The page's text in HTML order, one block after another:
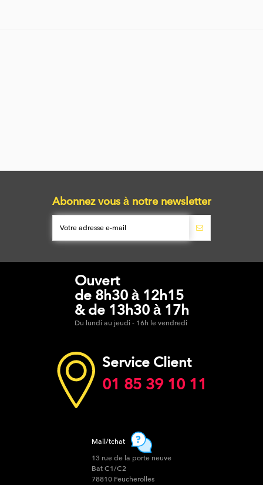
Abonnez vous à notre newsletter
Ouvert
de 8h30 à 12h15
& de 13h30 à 17h
Du lundi au jeudi - 16h le vendredi
Service Client
01 85 39 10 11
Mail/tchat
13 rue de la porte neuve
Bat C1/C2
78810 Feucherolles